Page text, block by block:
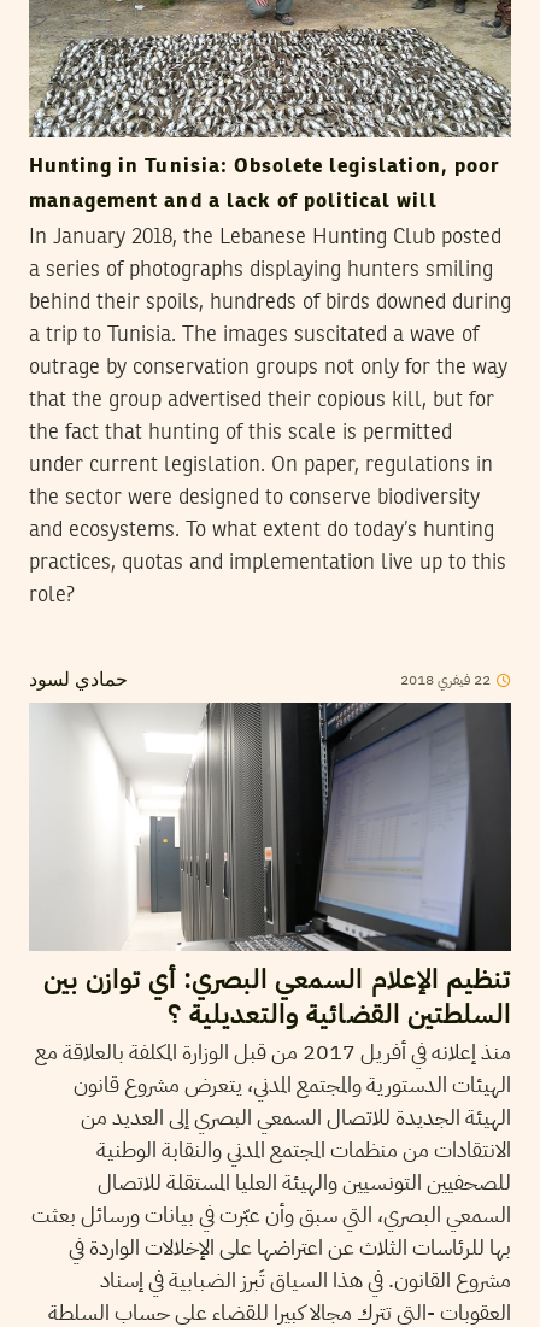
Hunting in Tunisia: Obsolete legislation, poor
management and a lack of political will
In January 2018, the Lebanese Hunting Club posted
a series of photographs displaying hunters smiling
behind their spoils, hundreds of birds downed during
a trip to Tunisia. The images suscitated a wave of
outrage by conservation groups not only for the way
that the group advertised their copious kill, but for
the fact that hunting of this scale is permitted
under current legislation. On paper, regulations in
the sector were designed to conserve biodiversity
and ecosystems. To what extent do today’s hunting
practices, quotas and implementation live up to this
role?
حمادي لسود 22 فيفري2018
تنظيم الإعلام السمعي البصري: أي توازن بين
السلطتين القضائية والتعديلية ؟
منذ إعلانه في أفريل 2017 من قبل الوزارة المكلفة بالعلاقة مع
الهيئات الدستورية والمجتمع المدني، يتعرض مشروع قانون
الهيئة الجديدة للاتصال السمعي البصري إلى العديد من
الانتقادات من منظمات المجتمع المدني والنقابة الوطنية
للصحفيين التونسيين والهيئة العليا المستقلة للاتصال
السمعي البصري، التي سبق وأن عبّرت في بيانات ورسائل بعثت
بها للرئاسات الثلاث عن اعتراضها على الإخلالات الواردة في
مشروع القانون. في هذا السياق تَبرز الضبابية في إسناد
العقوبات -التي تترك مجالا كبيرا للقضاء على حساب السلطة